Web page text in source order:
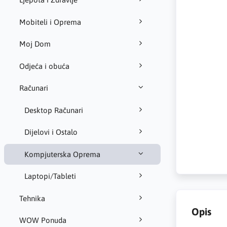
Mobiteli i Oprema
Moj Dom
Odjeća i obuća
Računari
Desktop Računari
Dijelovi i Ostalo
Kompjuterska Oprema
Laptopi/Tableti
Tehnika
WOW Ponuda
Opis